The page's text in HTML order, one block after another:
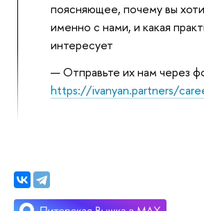
поясняющее, почему вы
именно с нами, и какая
интересует
Отправьте их нам через
https://ivanyan.partners/